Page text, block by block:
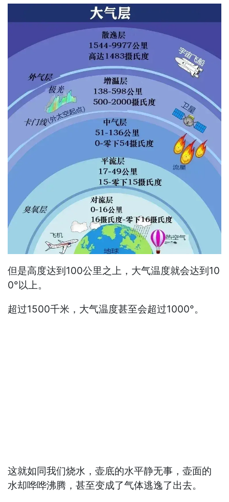
但是高度达到100公里之上，大气温度就会达到10
0°以上。
超过1500千米，大气温度甚至会超过1000°。
这就如同我们烧水，壶底的水平静无事，壶面的
水却哗哗沸腾，甚至变成了气体逃逸了出去。